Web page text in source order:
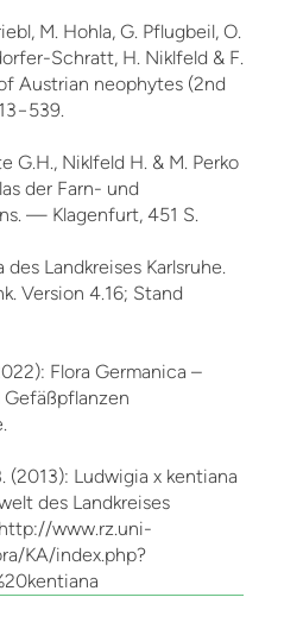
M. Hohla, G. Pflugbeil, O.
Schratt, H. Niklfeld & F.
Austrian neophytes (2nd
G.H., Niklfeld H. & M. Perko
der Farn- und
— Klagenfurt, 451 S.
des Landkreises Karlsruhe.
Version 4.16; Stand
Flora Germanica –
Gefäßpflanzen
(2013): Ludwigia x kentiana
des Landkreises
http://www.rz.uni-
KA/index.php?